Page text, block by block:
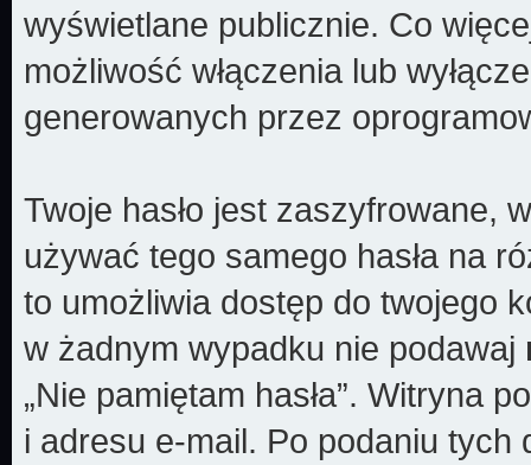
wyświetlane publicznie. Co
możliwość włączenia lub
generowanych przez
Twoje hasło jest zaszyfrowane,
używać tego samego hasła na
to umożliwia dostęp do twojego
w żadnym wypadku nie podawaj
„Nie pamiętam hasła”. Witryna
i adresu e-mail. Po podaniu